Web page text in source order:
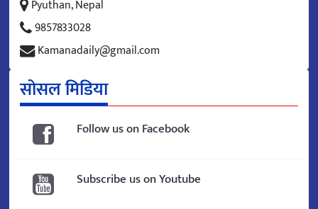
Pyuthan, Nepal
9857833028
Kamanadaily@gmail.com
सोसल मिडिया
Follow us on Facebook
Subscribe us on Youtube